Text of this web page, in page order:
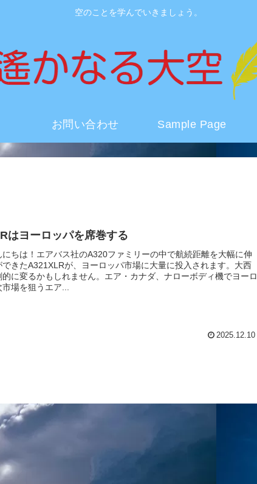
空のことを学んでいきましょう。
お問い合わせ Sample Page
はヨーロッパを席巻する
にちは！エアバス社のA320ファミリーの中で航続距離を大幅に伸
できたA321XLRが、ヨーロッパ市場に大量に投入されます。大西
に変るかもしれません。エア・カナダ、ナローボディ機でヨーロ
場を狙うエア...
2025.12.10